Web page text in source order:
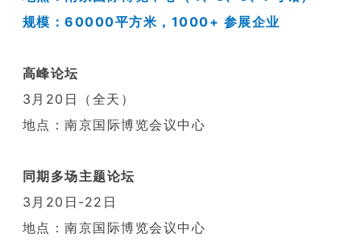
规模：60000平方米，1000+ 参展企业
高峰论坛
3月20日（全天）
地点：南京国际博览会议中心
同期多场主题论坛
3月20日-22日
地点：南京国际博览会议中心